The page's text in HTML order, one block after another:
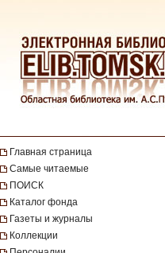
Главная страница
Самые читаемые
ПОИСК
Каталог фонда
Газеты и журналы
Коллекции